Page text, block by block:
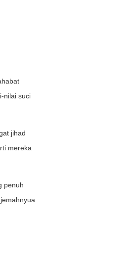
nilai suci
jihad
mereka
penuh